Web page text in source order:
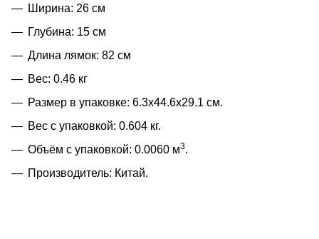
Ширина: 26 см
Глубина: 15 см
Длина лямок: 82 см
Вес: 0.46 кг
Размер в упаковке: 6.3x44.6x29.1 см.
Вес с упаковкой: 0.604 кг.
Объём с упаковкой: 0.0060 м3.
Производитель: Китай.